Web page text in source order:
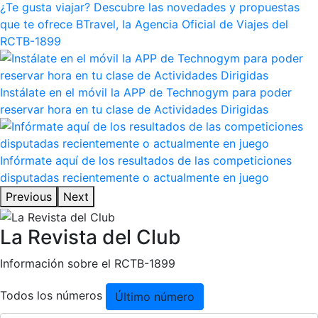
Instalaciones
Preguntas Frecuentes (FAQs)
Trabaja con nosotros
Área deportiva
Tenis
Escuela de tenis
Next Gen
Palmarés equipos
Leyendas
Jugadores profesionales
Cuadros de Juego
¿Te gusta viajar? Descubre las novedades y propuestas
que te ofrece BTravel, la Agencia Oficial de Viajes del
RCTB-1899
Instálate en el móvil la APP de Technogym para poder
reservar hora en tu clase de Actividades Dirigidas
Infórmate aquí de los resultados de las competiciones
disputadas recientemente o actualmente en juego
Previous
Next
La Revista del Club
Información sobre el RCTB-1899
Todos los números Último número